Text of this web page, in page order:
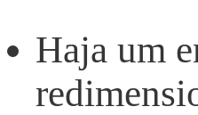
Haja um